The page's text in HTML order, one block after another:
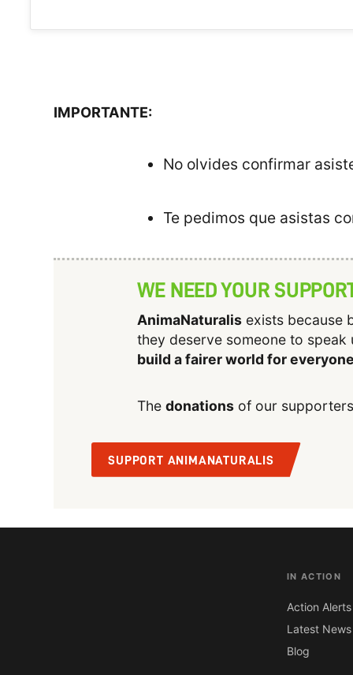
IMPORTANTE:
No olvides confirmar
Te pedimos que asistas
WE NEED YOUR
AnimaNaturalisexists because
they deserve someone to
build a fairer world for
The donationsof our
SUPPORT ANIMANATURALIS
IN ACTION
Action Alerts
Latest News
Blog